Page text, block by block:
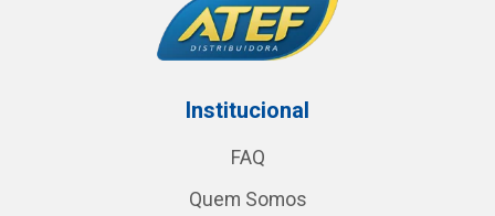
Institucional
FAQ
Quem Somos